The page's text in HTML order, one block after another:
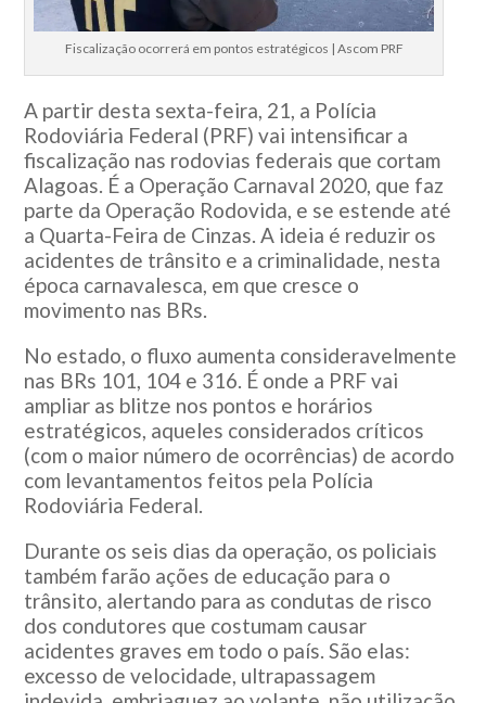
Fiscalização ocorrerá em pontos estratégicos | Ascom PRF
A partir desta sexta-feira, 21, a Polícia
Rodoviária Federal (PRF) vai intensificar a
fiscalização nas rodovias federais que cortam
Alagoas. É a Operação Carnaval 2020, que faz
parte da Operação Rodovida, e se estende até
a Quarta-Feira de Cinzas. A ideia é reduzir os
acidentes de trânsito e a criminalidade, nesta
época carnavalesca, em que cresce o
movimento nas BRs.
No estado, o fluxo aumenta consideravelmente
nas BRs 101, 104 e 316. É onde a PRF vai
ampliar as blitze nos pontos e horários
estratégicos, aqueles considerados críticos
(com o maior número de ocorrências) de acordo
com levantamentos feitos pela Polícia
Rodoviária Federal.
Durante os seis dias da operação, os policiais
também farão ações de educação para o
trânsito, alertando para as condutas de risco
dos condutores que costumam causar
acidentes graves em todo o país. São elas:
excesso de velocidade, ultrapassagem